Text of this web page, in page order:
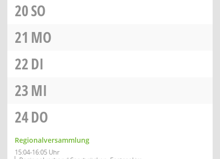
20SO
21 MO
22DI
23MI
24DO
Regionalversammlung
15:04-16:05 Uhr